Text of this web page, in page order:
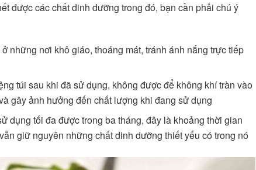
được các chất dinh dưỡng trong đó, bạn cần phải chú ý
những nơi khô giáo, thoáng mát, tránh ánh nắng trực tiếp
túi sau khi đã sử dụng, không được để không khí tràn vào
gây ảnh hưởng đến chất lượng khi đang sử dụng
dụng tối đa được trong ba tháng, đây là khoảng thời gian
giữ nguyên những chất dinh dưỡng thiết yếu có trong nó